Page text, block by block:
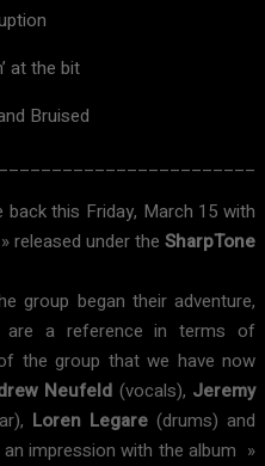
at the bit
Bruised
back this Friday, March 15 with
released under the SharpTone
group began their adventure,
a reference in terms of
the group that we have now
Neufeld (vocals), Jeremy
Loren Legare (drums) and
impression with the album »